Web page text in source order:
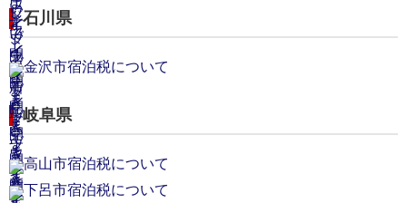
石川県
金沢市宿泊税について
岐阜県
高山市宿泊税について
下呂市宿泊税について